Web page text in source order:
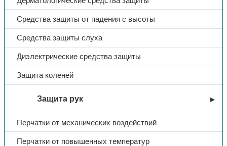
Средства защиты от падения с высоты
Средства защиты слуха
Диэлектрические средства защиты
Защита коленей
Защита рук
Перчатки от механических воздействий
Перчатки от повышенных температур